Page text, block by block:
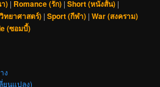
) | Romance (รัก) |Short (หนังสั้น) |
ทยาศาสตร์) |Sport (กีฬา) |War (สงคราม)
(ซอมบี้)
ง
ยนแปลง)